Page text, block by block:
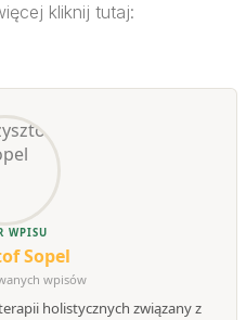
kliknij tutaj:
WPISU
Sopel
wpisów
holistycznych związany z